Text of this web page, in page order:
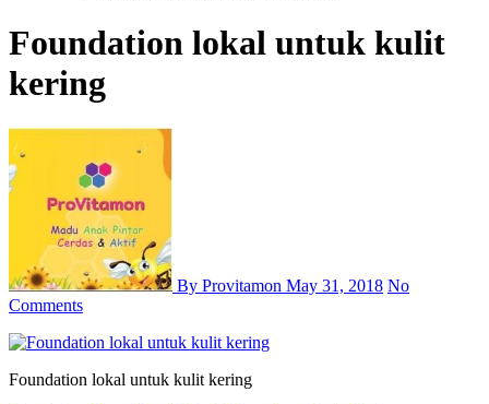
Foundation lokal untuk kulit
kering
By Provitamon May 31, 2018 No
Comments
Foundation lokal untuk kulit kering